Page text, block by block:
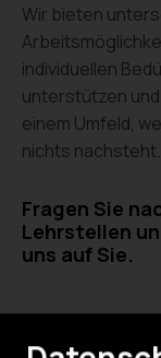
Wir bieten
individuellen
unterstützen
einem Umfeld,
nichts
Fragen Sie
Lehrstellen
uns auf Sie.